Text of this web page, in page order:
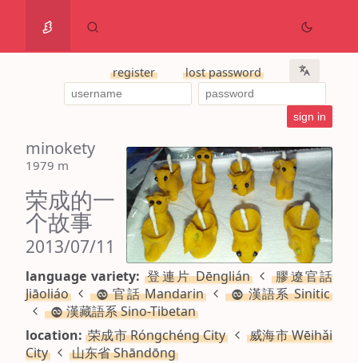
register lost password
minokety
1979 m
荣成的一
个故事
2013/07/11
language variety:登連片 Dēnglián
膠遼官話
Jiāoliáo
官話 Mandarin
漢語系 Sinitic
漢藏語系 Sino-Tibetan
location:荣成市 Róngchéng City
威海市 Wēihǎi
City
山东省 Shāndōng